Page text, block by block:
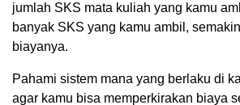
jumlah SKS mata kuliah yang kamu
banyak SKS yang kamu ambil,
biayanya.
Pahami sistem mana yang berlaku di
agar kamu bisa memperkirakan biaya